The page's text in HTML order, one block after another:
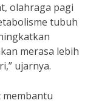
olahraga pagi
tubuh
merasa lebih
ujarnya.
membantu